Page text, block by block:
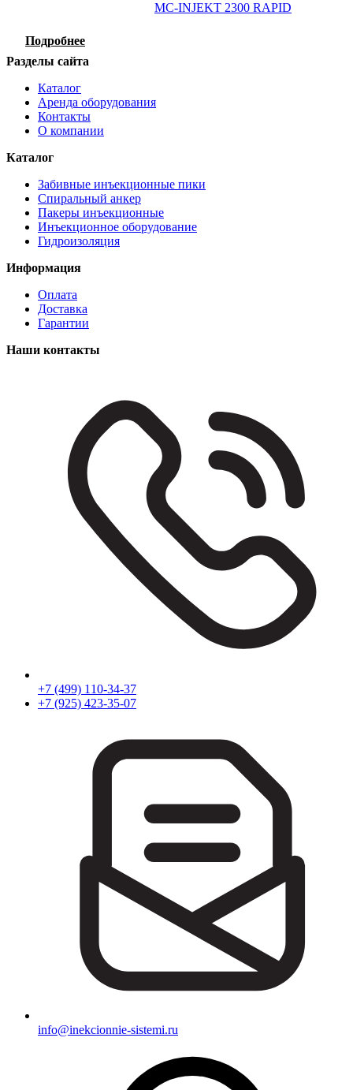
MC-INJEKT 2300 RAPID
Подробнее
Разделы сайта
Каталог
Аренда оборудования
Контакты
О компании
Каталог
Забивные инъекционные пики
Спиральный анкер
Пакеры инъекционные
Инъекционное оборудование
Гидроизоляция
Информация
Оплата
Доставка
Гарантии
Наши контакты
+7 (499) 110-34-37
+7 (925) 423-35-07
info@inekcionnie-sistemi.ru